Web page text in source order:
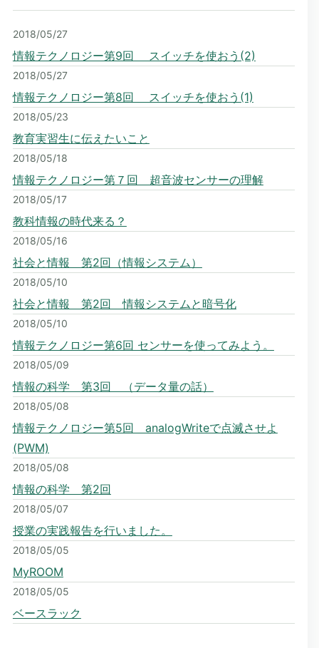
2018/05/27
情報テクノロジー第9回 スイッチを使おう(2)
2018/05/27
情報テクノロジー第8回 スイッチを使おう(1)
2018/05/23
教育実習生に伝えたいこと
2018/05/18
情報テクノロジー第７回 超音波センサーの理解
2018/05/17
教科情報の時代来る？
2018/05/16
社会と情報 第2回（情報システム）
2018/05/10
社会と情報 第2回 情報システムと暗号化
2018/05/10
情報テクノロジー第6回 センサーを使ってみよう。
2018/05/09
情報の科学 第3回 （データ量の話）
2018/05/08
情報テクノロジー第5回 analogWriteで点滅させよ
(PWM)
2018/05/08
情報の科学 第2回
2018/05/07
授業の実践報告を行いました。
2018/05/05
MyROOM
2018/05/05
ベースラック